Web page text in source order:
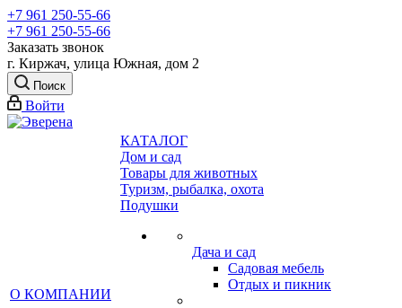
+7 961 250-55-66
+7 961 250-55-66
Заказать звонок
г. Киржач, улица Южная, дом 2
Поиск
Войти
О КОМПАНИИ
КАТАЛОГ
Дом и сад
Товары для животных
Туризм, рыбалка, охота
Подушки
Дача и сад
Садовая мебель
Отдых и пикник